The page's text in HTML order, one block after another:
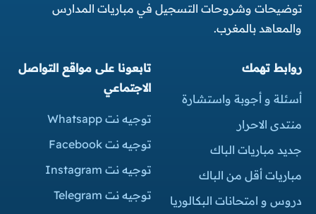
توضيحات وشروحات التسجيل في مباريات المدارس
والمعاهد بالمغرب.
روابط تهمك
أسئلة و أجوبة واستشارة
منتدى الاحرار
جديد مباريات الباك
مباريات أقل من الباك
دروس و امتحانات البكالوريا
تابعونا على مواقع التواصل
الاجتماعي
توجيه نت Whatsapp
توجيه نت Facebook
توجيه نت Instagram
توجيه نت Telegram